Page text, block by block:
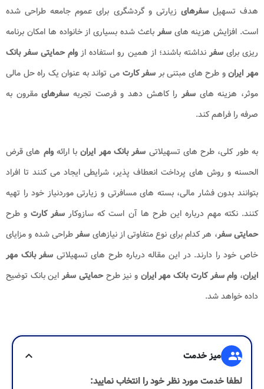
هدف تسهیلسفرهای زیارتی و گردشگری برای عموم جامعه طراحی شده
است. افزایش هزینه هایسفرباعث شده بسیاری از خانواده ها امکان برنامه
ریزی برایسفرنداشته باشند؛ از همین رو استفاده از وام حمایتی سفر بانک
مهر ایران و طرح های مبتنی بر سفر کارتمی تواند به عنوان یک راه حل مالی
موثر، هزینه های سفر را کاهش دهد و فرصت تجربه سفرهایمقرون به
صرفه را فراهم کند.
به طور کلی، طرح های تسهیلاتی سفر بانک مهر ایران با ارائهوام های قرض
الحسنه و روش های پرداخت انعطاف پذیر، شرایطی ایجاد می کنند تا افراد
بتوانند بدون فشار مالی، بسته های مسافرتی و زیارتی موردنیاز خود را تهیه
کنند. نکته مهم درباره این طرح ها آن است که سازوکار سفر کارت و طرح
حمایتی سفر، هر کدام برای نوع متفاوتی از نیازهای سفرطراحی شده و مزایای
خاص خود را دارند. در این مقاله درباره طرح های تسهیلاتی سفر بانک مهر
ایران، وام سفر کارت بانک مهر ایران و نیز طرححمایتی سفراین بانک توضیح
داده خواهد شد.
group میز خدمت
expand_more
لطفا خدمت مورد نظر خود را انتخاب نمایید: